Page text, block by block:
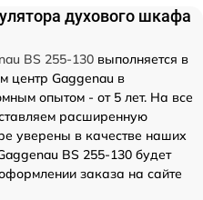
духового шкафа
BS 255-130 выполняется в
центр Gaggenau в
опытом - от 5 лет. На все
расширенную
уверены в качестве наших
BS 255-130 будет
заказа на сайте